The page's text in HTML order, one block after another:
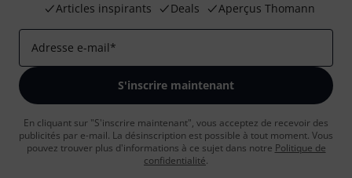
Articles inspirants
Deals Aperçus Thomann
Adresse e-mail*
S'inscrire maintenant
En cliquant sur "S'inscrire maintenant", vous acceptez de recevoir des
publicités par e-mail. La désinscription est possible à tout moment. Vous
pouvez trouver plus d'informations à ce sujet dans notre Politique de
confidentialité.